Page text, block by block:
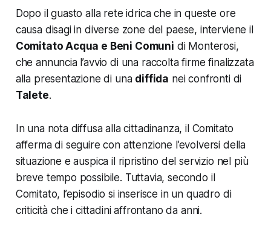
Dopo il guasto alla rete idrica che in queste ore
causa disagi in diverse zone del paese, interviene il
Comitato Acqua e Beni Comuni di Monterosi,
che annuncia l’avvio di una raccolta firme finalizzata
alla presentazione di una diffida nei confronti di
Talete.
In una nota diffusa alla cittadinanza, il Comitato
afferma di seguire con attenzione l’evolversi della
situazione e auspica il ripristino del servizio nel più
breve tempo possibile. Tuttavia, secondo il
Comitato, l’episodio si inserisce in un quadro di
criticità che i cittadini affrontano da anni.